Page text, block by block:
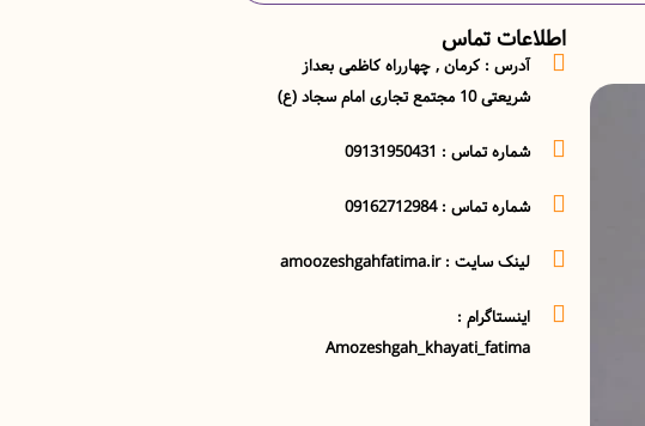
اطلاعات تماس
آدرس : کرمان , چهارراه کاظمی بعداز
شریعتی 10 مجتمع تجاری امام سجاد (ع)
شماره تماس : 09131950431
شماره تماس : 09162712984
لینک سایت : amoozeshgahfatima.ir
اینستاگرام :
Amozeshgah_khayati_fatima